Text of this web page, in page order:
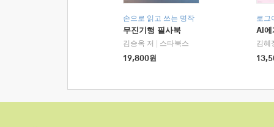
손으로 읽고 쓰는 명작
무진기행 필사북
김승옥 저
스타북스
19,800원
로그
AI에
김혜